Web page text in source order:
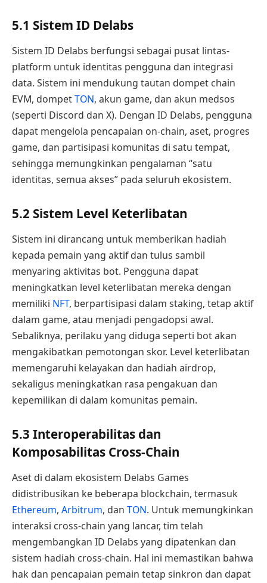
5.1 Sistem ID Delabs
Sistem ID Delabs berfungsi sebagai pusat lintas-
platform untuk identitas pengguna dan integrasi
data. Sistem ini mendukung tautan dompet chain
EVM, dompetTON, akun game, dan akun medsos
(seperti Discord dan X). Dengan ID Delabs, pengguna
dapat mengelola pencapaian on-chain, aset, progres
game, dan partisipasi komunitas di satu tempat,
sehingga memungkinkan pengalaman “satu
identitas, semua akses” pada seluruh ekosistem.
5.2 Sistem Level Keterlibatan
Sistem ini dirancang untuk memberikan hadiah
kepada pemain yang aktif dan tulus sambil
menyaring aktivitas bot. Pengguna dapat
meningkatkan level keterlibatan mereka dengan
memiliki NFT, berpartisipasi dalam staking, tetap aktif
dalam game, atau menjadi pengadopsi awal.
Sebaliknya, perilaku yang diduga seperti bot akan
mengakibatkan pemotongan skor. Level keterlibatan
memengaruhi kelayakan dan hadiah airdrop,
sekaligus meningkatkan rasa pengakuan dan
kepemilikan di dalam komunitas pemain.
5.3 Interoperabilitas dan
Komposabilitas Cross-Chain
Aset di dalam ekosistem Delabs Games
didistribusikan ke beberapa blockchain, termasuk
Ethereum, Arbitrum, dan TON. Untuk memungkinkan
interaksi cross-chain yang lancar, tim telah
mengembangkan ID Delabs yang dipatenkan dan
sistem hadiah cross-chain. Hal ini memastikan bahwa
hak dan pencapaian pemain tetap sinkron dan dapat